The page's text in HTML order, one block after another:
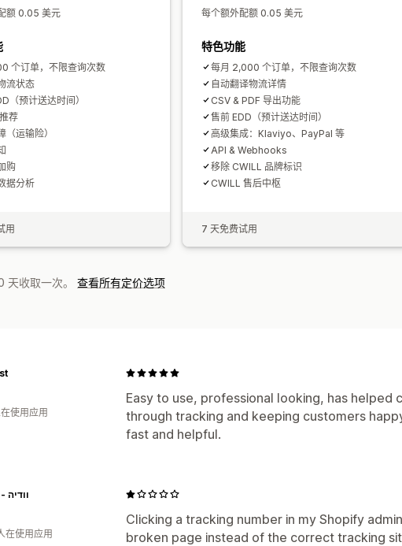
额 0.05 美元
个订单，不限查询次数
流状态
（预计送达时间）
荐
（运输险）
购
据分析
用
每个额外配额 0.05 美元
特色功能
每月 2,000 个订单，不限查询次数
自动翻译物流详情
CSV & PDF 导出功能
售前 EDD（预计送达时间）
高级集成：Klaviyo、PayPal 等
API & Webhooks
移除 CWILL 品牌标识
CWILL 售后中枢
7 天免费试用
天收取一次。 查看所有定价选项
Easy to use, professional looking, has helped
through tracking and keeping customers
fast and helpful.
使用应用
Clicking a tracking number in my Shopify
broken page instead of the correct tracking
Vedya - וודיה
在使用应用